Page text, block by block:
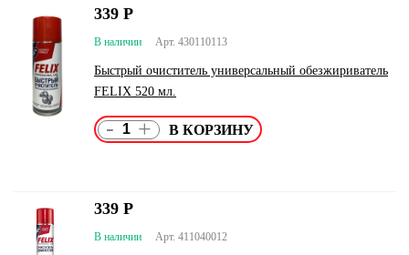
Арт. 430110113
В наличии
Быстрый очиститель универсальный обезжириватель
FELIX 520 мл.
339 Р
- +
Арт. 411040012
В наличии
339 Р